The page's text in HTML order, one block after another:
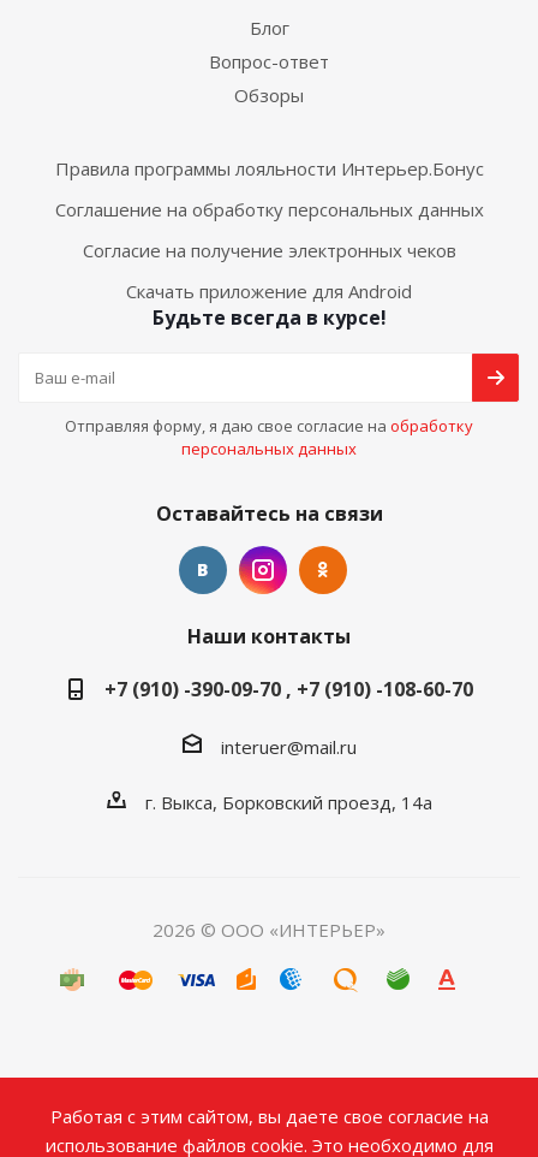
Блог
Вопрос-ответ
Обзоры
Правила программы лояльности Интерьер.Бонус
Соглашение на обработку персональных данных
Согласие на получение электронных чеков
Скачать приложение для Android
Будьте всегда в курсе!
Отправляя форму, я даю свое согласие на обработку
персональных данных
Оставайтесь на связи
Наши контакты
+7 (910) -390-09-70 , +7 (910) -108-60-70
interuer@mail.ru
г. Выкса, Борковский проезд, 14а
2026 © ООО «ИНТЕРЬЕР»
Работая с этим сайтом, вы даете свое согласие на
использование файлов cookie. Это необходимо для